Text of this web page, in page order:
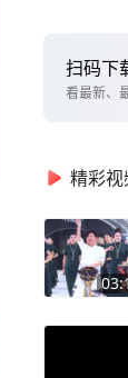
扫码下
看最新、
精彩视